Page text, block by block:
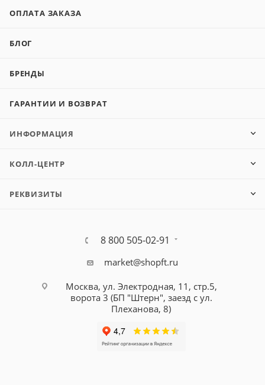
ОПЛАТА ЗАКАЗА
БЛОГ
БРЕНДЫ
ГАРАНТИИ И ВОЗВРАТ
ИНФОРМАЦИЯ
КОЛЛ-ЦЕНТР
РЕКВИЗИТЫ
8 800 505-02-91
market@shopft.ru
Москва, ул. Электродная, 11, стр.5,
ворота 3 (БП "Штерн", заезд с ул.
Плеханова, 8)